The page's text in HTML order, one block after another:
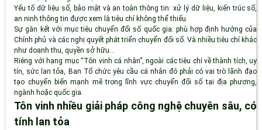
Yếu tố dữ liệu số, bảo mật và an toàn thông tin: xử lý dữ liệu, kiến trúc số,
an ninh thông tin được xem là tiêu chí không thể thiếu.
Sự gắn kết với mục tiêu chuyển đổi số quốc gia: phù hợp định hướng của
Chính phủ và các nghị quyết phát triển chuyển đổi số. Và nhiều tiêu chí khác
như doanh thu, quyền sở hữu...
Riêng với hạng mục “Tôn vinh cá nhân”, ngoài các tiêu chí về thành tích, uy
tín, sức lan tỏa, Ban Tổ chức yêu cầu cá nhân đó phải có vai trò lãnh đạo
tạo chuyển biến mạnh mẽ trong lĩnh vực chuyển đổi số tại địa phương,
ngành hoặc quốc gia.
Tôn vinh nhiều giải pháp công nghệ chuyên sâu, có
tính lan tỏa